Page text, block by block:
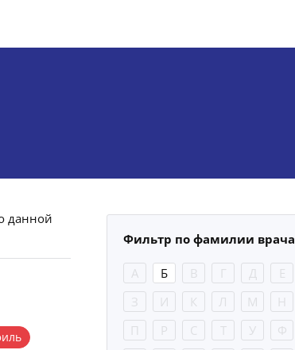
данной
Фильтр по фамилии врача
А Б В Г Д Е
З
И К Л М Н
П
Р С Т У Ф